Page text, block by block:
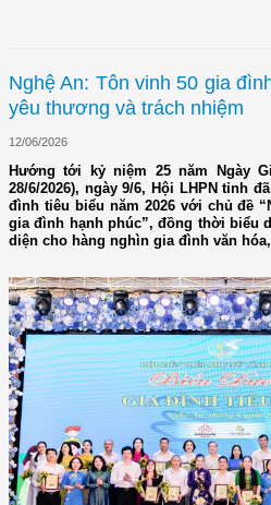
Nghệ An: Tôn vinh 50 gia
yêu thương và trách nhiệm
12/06/2026
Hướng tới kỷ niệm 25 năm Ngày
28/6/2026), ngày 9/6, Hội LHPN tỉnh
đình tiêu biểu năm 2026 với chủ đề
gia đình hạnh phúc”, đồng thời biểu
diện cho hàng nghìn gia đình văn